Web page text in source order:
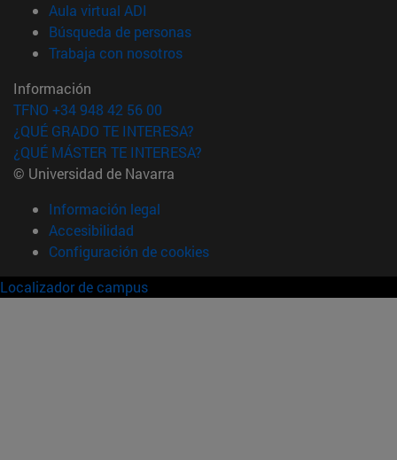
Aula virtual ADI
Búsqueda de personas(abre en nueva ventana)
Trabaja con nosotros(abre en nueva ventana)
Información
TFNO +34 948 42 56 00
¿QUÉ GRADO TE INTERESA?
¿QUÉ MÁSTER TE INTERESA?
© Universidad de Navarra
Información legal
Accesibilidad
Configuración de cookies
Localizador de campus